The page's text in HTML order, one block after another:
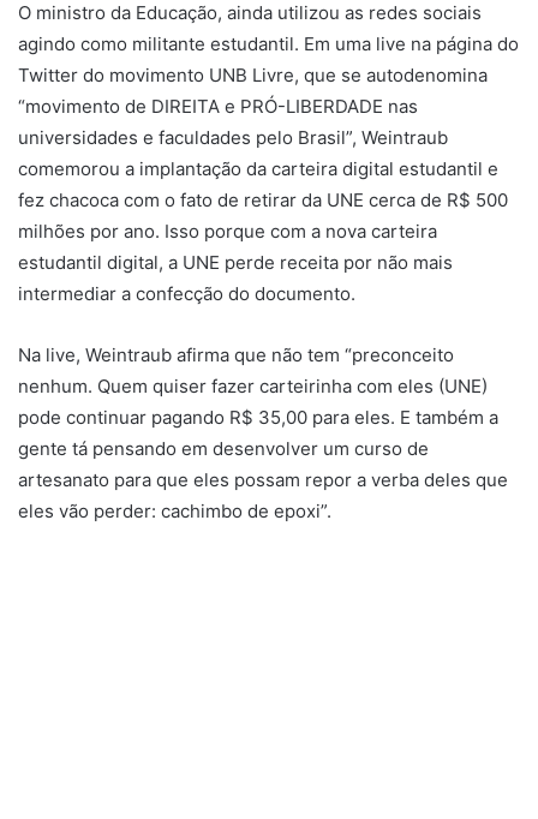
O ministro da Educação, ainda utilizou as redes sociais
agindo como militante estudantil. Em uma live na página do
Twitter do movimento UNB Livre, que se autodenomina
“movimento de DIREITA e PRÓ-LIBERDADE nas
universidades e faculdades pelo Brasil”, Weintraub
comemorou a implantação da carteira digital estudantil e
fez chacoca com o fato de retirar da UNE cerca de R$ 500
milhões por ano. Isso porque com a nova carteira
estudantil digital, a UNE perde receita por não mais
intermediar a confecção do documento.
Na live, Weintraub afirma que não tem “preconceito
nenhum. Quem quiser fazer carteirinha com eles (UNE)
pode continuar pagando R$ 35,00 para eles. E também a
gente tá pensando em desenvolver um curso de
artesanato para que eles possam repor a verba deles que
eles vão perder: cachimbo de epoxi”.